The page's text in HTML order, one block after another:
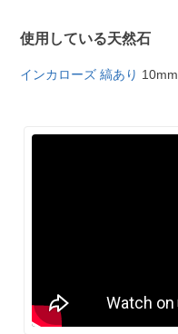
使用している天然石
インカローズ 縞あり 10mm